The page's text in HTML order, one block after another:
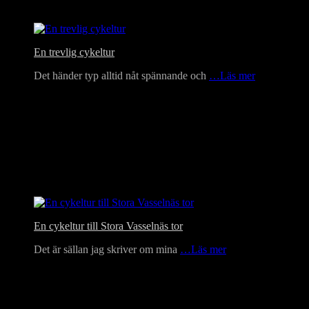
En trevlig cykeltur
Det händer typ alltid nåt spännande och …Läs mer
En cykeltur till Stora Vasselnäs tor
Det är sällan jag skriver om mina …Läs mer